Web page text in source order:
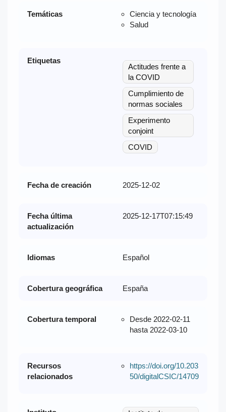
Temáticas
Ciencia y tecnología
Salud
Etiquetas
Actitudes frente a
la COVID
Cumplimiento de
normas sociales
Experimento
conjoint
COVID
Fecha de creación 2025-12-02
Fecha última
actualización
2025-12-17T07:15:49
Idiomas Español
Cobertura geográfica España
Cobertura temporal
Desde 2022-02-11
hasta 2022-03-10
Recursos
relacionados
https://doi.org/10.203
50/digitalCSIC/14709